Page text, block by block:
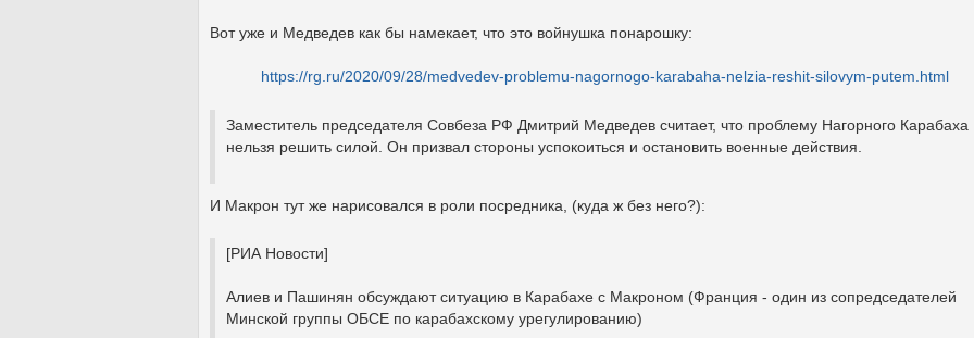
Вот уже и Медведев как бы намекает, что это войнушка понарошку:
https://rg.ru/2020/09/28/medvedev-problemu-nagornogo-karabaha-nelzia-reshit-silovym-putem.html
Заместитель председателя Совбеза РФ Дмитрий Медведев считает, что проблему Нагорного Карабаха
нельзя решить силой. Он призвал стороны успокоиться и остановить военные действия.
И Макрон тут же нарисовался в роли посредника, (куда ж без него?):
[РИА Новости]
Алиев и Пашинян обсуждают ситуацию в Карабахе с Макроном (Франция - один из сопредседателей
Минской группы ОБСЕ по карабахскому урегулированию)